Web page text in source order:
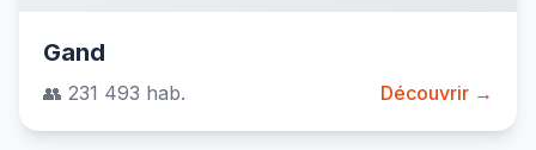
Gand
👥 231 493 hab. Découvrir →